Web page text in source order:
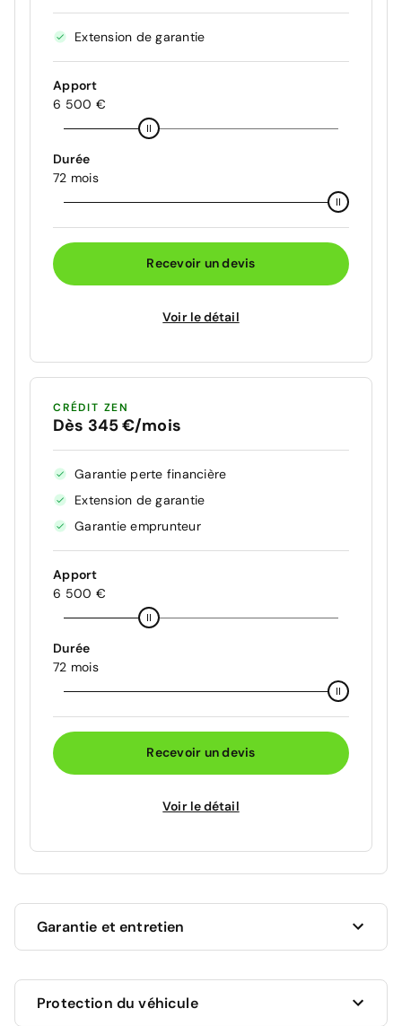
Extension de garantie
Apport
6 500 €
Durée
72 mois
Recevoir un devis
Voir le détail
CRÉDIT ZEN
Dès 345 €/mois
Garantie perte financière
Extension de garantie
Garantie emprunteur
Apport
6 500 €
Durée
72 mois
Recevoir un devis
Voir le détail
Garantie et entretien
mois à compter de la date de livraison.
Protection du véhicule